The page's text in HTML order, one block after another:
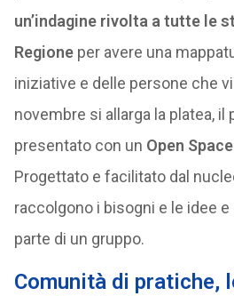
un’indagine rivolta a tutte le
Regioneper avere una
iniziative e delle persone che
novembre si allarga la platea, il
presentato con un Open
Progettato e facilitato dal
raccolgono i bisogni e le idee
parte di un gruppo.
Comunità di pratiche,